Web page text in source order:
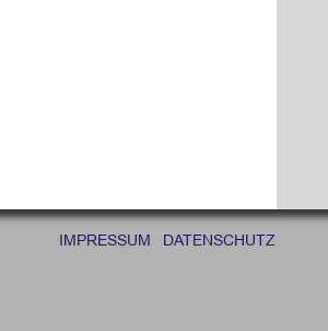
IMPRESSUM DATENSCHUTZ